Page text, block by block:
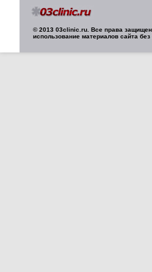
© 2013 03clinic.ru. Все права
использование материалов сайта